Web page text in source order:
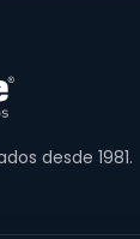
desde 1981.